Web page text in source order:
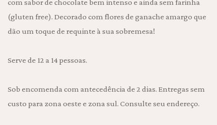
com sabor de chocolate bem intenso e ainda sem farinha
(gluten free). Decorado com flores de ganache amargo que
dão um toque de requinte à sua sobremesa!
Serve de 12 a 14 pessoas.
Sob encomenda com antecedência de 2 dias. Entregas sem
custo para zona oeste e zona sul. Consulte seu endereço.